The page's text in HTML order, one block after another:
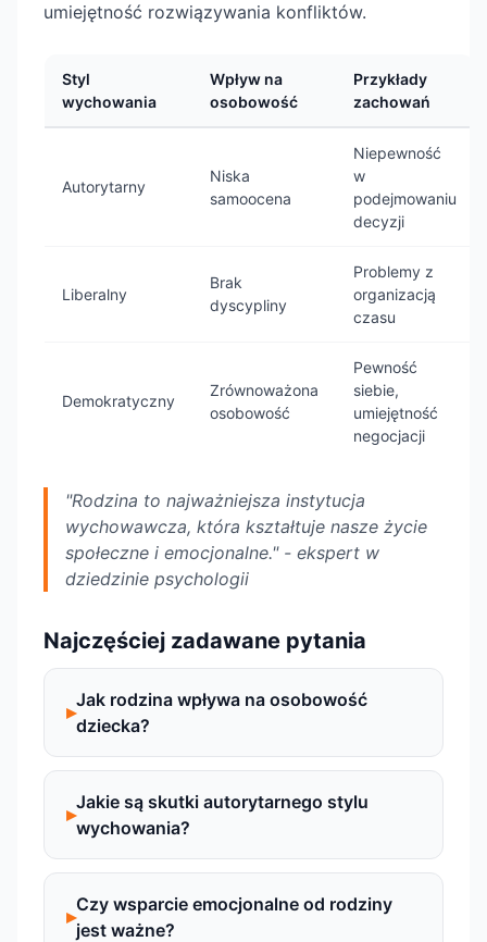
umiejętność rozwiązywania konfliktów.
Styl
wychowania
Wpływ na
osobowość
Przykłady
zachowań
Autorytarny
Niska
samoocena
Niepewność
w
podejmowaniu
decyzji
Liberalny
Brak
dyscypliny
Problemy z
organizacją
czasu
Demokratyczny
Zrównoważona
osobowość
Pewność
siebie,
umiejętność
negocjacji
"Rodzina to najważniejsza instytucja
wychowawcza, która kształtuje nasze życie
społeczne i emocjonalne." - ekspert w
dziedzinie psychologii
Najczęściej zadawane pytania
Jak rodzina wpływa na osobowość
dziecka?
Jakie są skutki autorytarnego stylu
wychowania?
Czy wsparcie emocjonalne od rodziny
jest ważne?